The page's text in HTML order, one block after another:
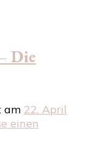
Die
am 22. April
einen